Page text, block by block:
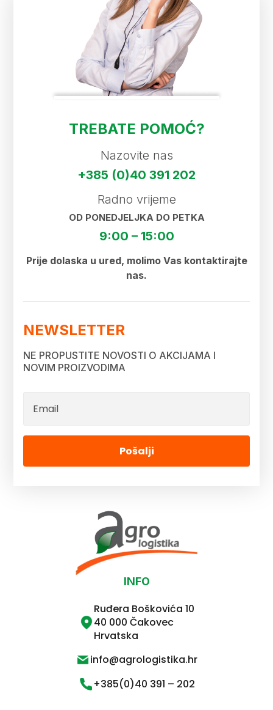
TREBATE POMOĆ?
Nazovite nas
+385 (0)40 391 202
Radno vrijeme
OD PONEDJELJKA DO PETKA
9:00 – 15:00
Prije dolaska u ured, molimo Vas kontaktirajte
nas.
NEWSLETTER
NE PROPUSTITE NOVOSTI O AKCIJAMA I
NOVIM PROIZVODIMA
Pošalji
INFO
Ruđera Boškovića 10
40 000 Čakovec
Hrvatska
info@agrologistika.hr
+385(0)40 391 – 202